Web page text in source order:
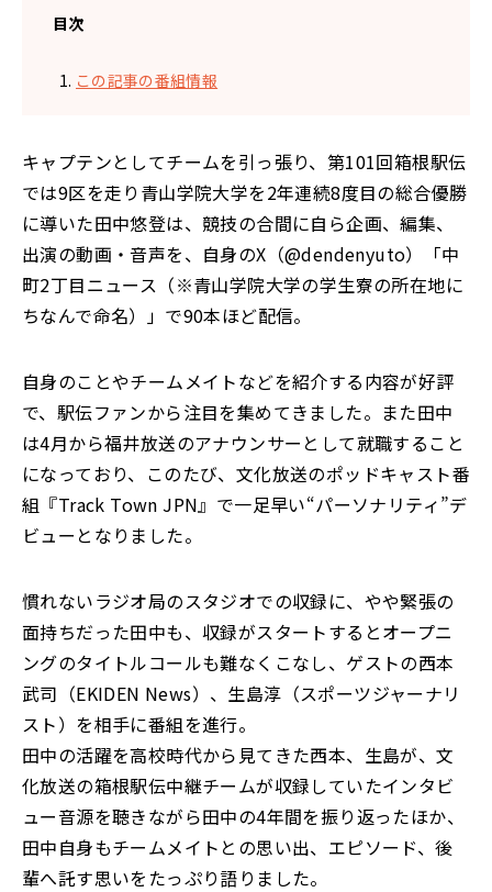
目次
この記事の番組情報
キャプテンとしてチームを引っ張り、第101回箱根駅伝
では9区を走り青山学院大学を2年連続8度目の総合優勝
に導いた田中悠登は、競技の合間に自ら企画、編集、
出演の動画・音声を、自身のX（@dendenyuto）「中
町2丁目ニュース（※青山学院大学の学生寮の所在地に
ちなんで命名）」で90本ほど配信。
自身のことやチームメイトなどを紹介する内容が好評
で、駅伝ファンから注目を集めてきました。また田中
は4月から福井放送のアナウンサーとして就職すること
になっており、このたび、文化放送のポッドキャスト番
組『Track Town JPN』で一足早い“パーソナリティ”デ
ビューとなりました。
慣れないラジオ局のスタジオでの収録に、やや緊張の
面持ちだった田中も、収録がスタートするとオープニ
ングのタイトルコールも難なくこなし、ゲストの西本
武司（EKIDEN News）、生島淳（スポーツジャーナリ
スト）を相手に番組を進行。
田中の活躍を高校時代から見てきた西本、生島が、文
化放送の箱根駅伝中継チームが収録していたインタビ
ュー音源を聴きながら田中の4年間を振り返ったほか、
田中自身もチームメイトとの思い出、エピソード、後
輩へ託す思いをたっぷり語りました。